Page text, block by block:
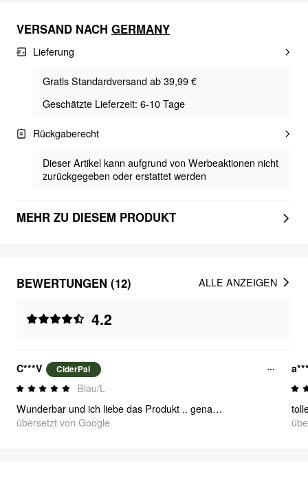
VERSAND NACH GERMANY
Lieferung
Gratis Standardversand ab 39,99 €
Geschätzte Lieferzeit: 6-10 Tage
Rückgaberecht
Dieser Artikel kann aufgrund von Werbeaktionen nicht
zurückgegeben oder erstattet werden
MEHR ZU DIESEM PRODUKT
BEWERTUNGEN (12)
4.2
ALLE ANZEIGEN
C***V CiderPal
Blau/L
Wunderbar und ich liebe das Produkt .. genau wie auf dem Bild erhalten mit sicherer Verpackung.. bezaubernd und wertvoll... liebe es und danke Cider 😍😍😍 erhalten mit kostenlosem Geschenk gemäß meiner ersten Bestellung.. vielen Dank noch einmal 😀
übersetzt von Google